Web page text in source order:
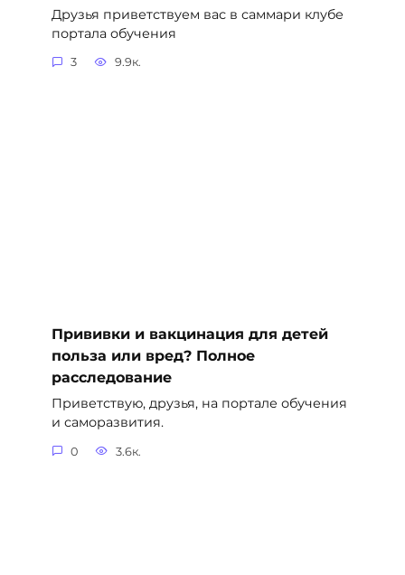
Друзья приветствуем вас в саммари клубе
портала обучения
3 9.9к.
Прививки и вакцинация для детей
польза или вред? Полное
расследование
Приветствую, друзья, на портале обучения
и саморазвития.
0 3.6к.